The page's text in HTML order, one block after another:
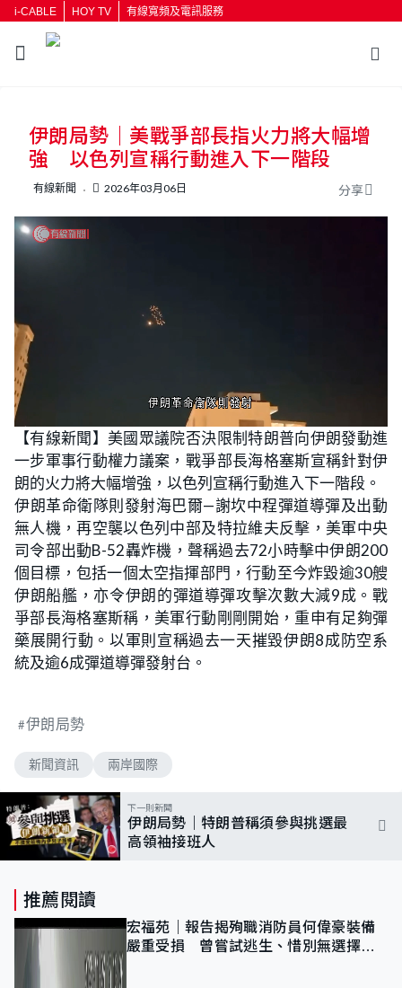
i-CABLE HOY TV 有線寬頻及電訊服務
伊朗局勢｜美戰爭部長指火力將大幅增
強 以色列宣稱行動進入下一階段
有線新聞 2026年03月06日 分享
n
m
t
e
o
a
d
e
d
:
5
0
.
0
0
%
【有線新聞】美國眾議院否決限制特朗普向伊朗發動進
一步軍事行動權力議案，戰爭部長海格塞斯宣稱針對伊
朗的火力將大幅增強，以色列宣稱行動進入下一階段。
伊朗革命衛隊則發射海巴爾—謝坎中程彈道導彈及出動
無人機，再空襲以色列中部及特拉維夫反擊，美軍中央
司令部出動B-52轟炸機，聲稱過去72小時擊中伊朗200
個目標，包括一個太空指揮部門，行動至今炸毀逾30艘
伊朗船艦，亦令伊朗的彈道導彈攻擊次數大減9成。戰
爭部長海格塞斯稱，美軍行動剛剛開始，重申有足夠彈
藥展開行動。以軍則宣稱過去一天摧毀伊朗8成防空系
統及逾6成彈道導彈發射台。
伊朗局勢
新聞資訊 兩岸國際
下一則新聞
伊朗局勢｜特朗普稱須參與挑選最
高領袖接班人
推薦閱讀
宏福苑｜報告揭殉職消防員何偉豪裝備
嚴重受損 曾嘗試逃生、惜別無選擇下